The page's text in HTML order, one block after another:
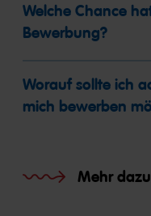
Welche Chance
Bewerbung?
Worauf sollte ich
mich bewerben
Mehr dazu